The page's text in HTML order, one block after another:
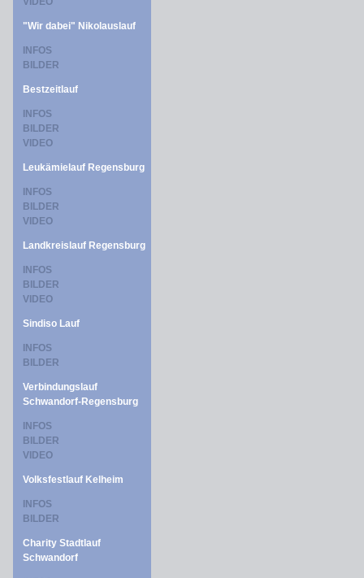
"Wir dabei" Nikolauslauf
INFOS
BILDER
Bestzeitlauf
INFOS
BILDER
VIDEO
Leukämielauf Regensburg
INFOS
BILDER
VIDEO
Landkreislauf Regensburg
INFOS
BILDER
VIDEO
Sindiso Lauf
INFOS
BILDER
Verbindungslauf
Schwandorf-Regensburg
INFOS
BILDER
VIDEO
Volksfestlauf Kelheim
INFOS
BILDER
Charity Stadtlauf
Schwandorf